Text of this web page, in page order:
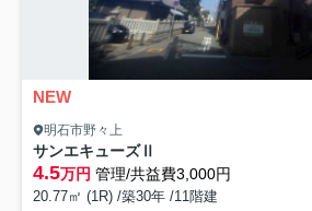
NEW
明石市野々上
サンエキューズⅡ
4.5万円 管理/共益費3,000円
20.77㎡ (1R) /築30年 /11階建